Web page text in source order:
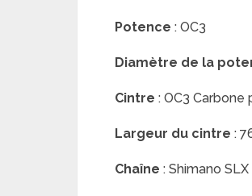
Potence : OC3
Diamètre de la
Cintre : OC3 Carbone
Largeur du cintre :
Chaîne : Shimano